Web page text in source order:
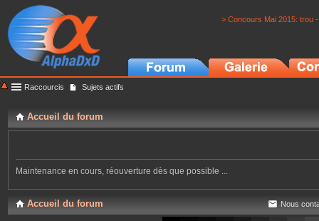
> Concours Mai 2015: trou
Raccourcis Sujets actifs
Accueil du forum
Maintenance en cours, réouverture dès que possible ...
Accueil du forum Nous